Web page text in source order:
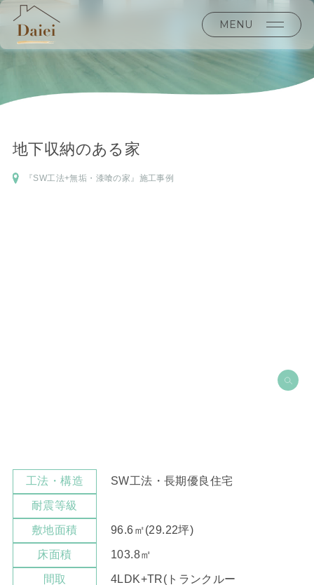
MENU
地下収納のある家
『SW工法+無垢・漆喰の家』施工事例
工法・構造 SW工法・長期優良住宅
耐震等級
敷地面積 96.6㎡(29.22坪)
床面積 103.8㎡
間取
4LDK+TR(トランクルー